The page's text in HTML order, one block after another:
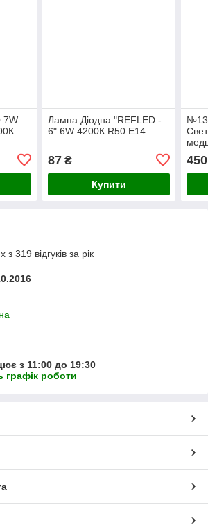
7W
Лампа Діодна "REFLED -
6" 6W 4200К R50 E14
87₴
Купити
450
319 відгуків за рік
з 11:00 до 19:30
графік роботи